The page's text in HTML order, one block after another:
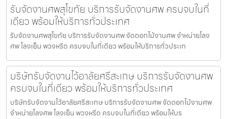
รับจัดงานศพสุโขทัย บริการรับจัดงานศพ ครบจบในที่
เดียว พร้อมให้บริการทั่วประเทศ
รับจัดงานศพสุโขทัย บริการรับจัดงานศพ จัดดอกไม้งานศพ จำหน่ายโลง
ศพ โลงเย็น พวงหรีด ครบจบในที่เดียว พร้อมให้บริการทั่วประเท
บริษัทรับจัดงานไว้อาลัยศรีสะเกษ บริการรับจัดงานศพ
ครบจบในที่เดียว พร้อมให้บริการทั่วประเทศ
บริษัทรับจัดงานไว้อาลัยศรีสะเกษ บริการรับจัดงานศพ จัดดอกไม้งานศพ
จำหน่ายโลงศพ โลงเย็น พวงหรีด ครบจบในที่เดียว พร้อมให้บร